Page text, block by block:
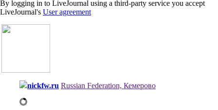
By logging in to LiveJournal using a third-party service you accept
LiveJournal's User agreement
nickfw.ru Russian Federation, Кемерово